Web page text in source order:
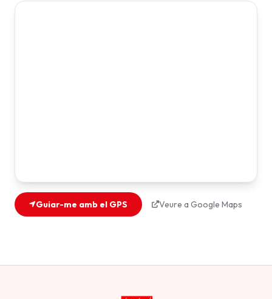
Guiar-me amb el GPS Veure a Google Maps